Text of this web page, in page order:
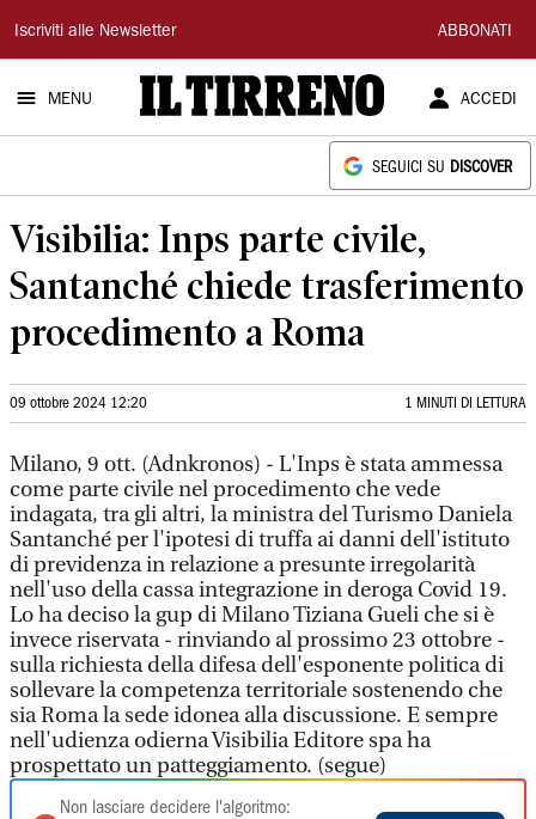
Il
Tirreno
Iscriviti alle Newsletter ABBONATI
MENU ACCEDI
SEGUICI SU DISCOVER
Visibilia: Inps parte civile,
Santanché chiede trasferimento
procedimento a Roma
09 ottobre 2024 12:20 1 MINUTI DI LETTURA
Milano, 9 ott. (Adnkronos) - L'Inps è stata ammessa
come parte civile nel procedimento che vede
indagata, tra gli altri, la ministra del Turismo Daniela
Santanché per l'ipotesi di truffa ai danni dell'istituto
di previdenza in relazione a presunte irregolarità
nell'uso della cassa integrazione in deroga Covid 19.
Lo ha deciso la gup di Milano Tiziana Gueli che si è
invece riservata - rinviando al prossimo 23 ottobre -
sulla richiesta della difesa dell'esponente politica di
sollevare la competenza territoriale sostenendo che
sia Roma la sede idonea alla discussione. E sempre
nell'udienza odierna Visibilia Editore spa ha
prospettato un patteggiamento. (segue)
Non lasciare decidere l'algoritmo: